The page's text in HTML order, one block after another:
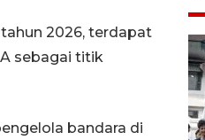
2026, terdapat
sebagai titik
bandara di